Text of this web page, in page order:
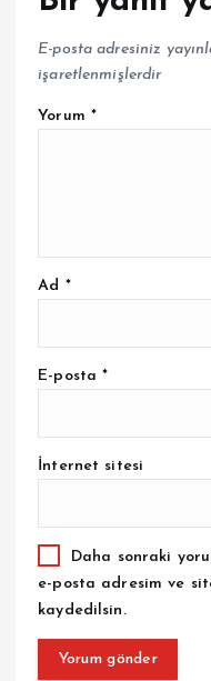
E-posta adresiniz
işaretlenmişlerdir
Yorum *
Ad *
E-posta*
İnternet sitesi
Daha sonraki
e-posta adresim ve
kaydedilsin.